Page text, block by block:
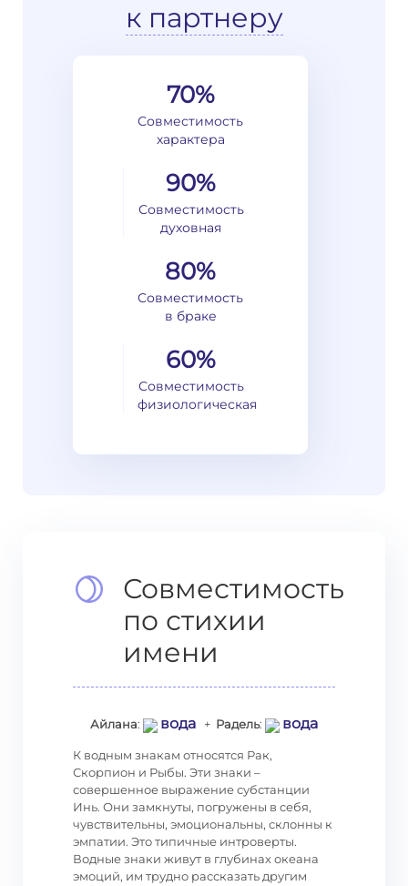
к партнеру
70%
Совместимость
характера
90%
Совместимость
духовная
80%
Совместимость
в браке
60%
Совместимость
физиологическая
Совместимость
по стихии
имени
Айлана: вода + Радель: вода
К водным знакам относятся Рак,
Скорпион и Рыбы. Эти знаки –
совершенное выражение субстанции
Инь. Они замкнуты, погружены в себя,
чувствительны, эмоциональны, склонны к
эмпатии. Это типичные интроверты.
Водные знаки живут в глубинах океана
эмоций, им трудно рассказать другим